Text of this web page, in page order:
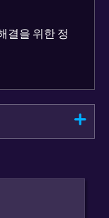
결을 위한 정